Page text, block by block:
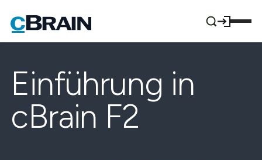
Einführung in
cBrain F2